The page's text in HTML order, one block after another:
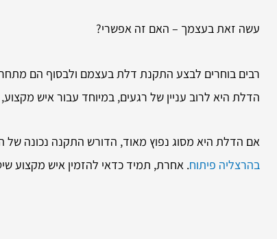
עשה זאת בעצמך – האם זה אפשרי?
רבים בוחרים לבצע התקנת דלת בעצמם ולבסוף הם
הדלת היא לרוב עניין של רגעים, במיוחד עבור איש
אם הדלת היא מסוג נפוץ מאוד, הדורש התקנה נכונה של
בהרצליה פיתוח. אחרת, תמיד כדאי להזמין איש מקצוע